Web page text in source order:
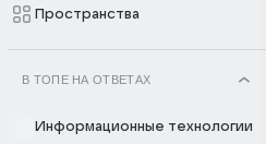
Пространства
В ТОПЕ НА ОТВЕТАХ
Информационные технологии